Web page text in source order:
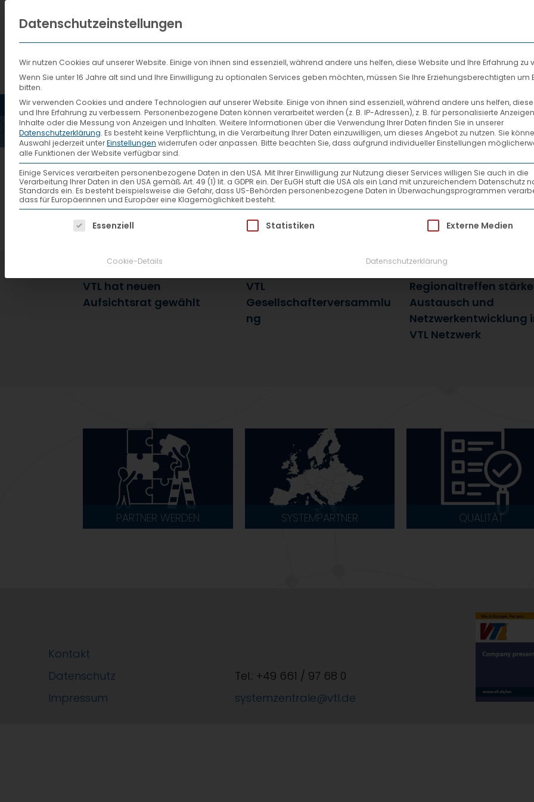
HOME AKTUELLES VTL DIENSTLEISTUNGEN SYSTEMPARTNER
COVER COMPANY
VTL hat neuen
Aufsichtsrat gewählt
VTL
Gesellschafterversammlu
ng
25. Juni 2026
Regionaltreffen
Austausch und
Netzwerkentwicklung
VTL Netzwerk
PARTNER WERDEN SYSTEMPARTNER QUALITÄT
Kontakt
Datenschutz
Impressum
Tel.: +49 661 / 97 68 0
systemzentrale@vtl.de
Datenschutzeinstellungen
Wir nutzen Cookies auf unserer Website. Einige von ihnen sind essenziell, während andere uns helfen, diese Website und Ihre Erfahrung zu
Wenn Sie unter 16 Jahre alt sind und Ihre Einwilligung zu optionalen Services geben möchten, müssen Sie Ihre Erziehungsberechtigten um
bitten.
Wir verwenden Cookies und andere Technologien auf unserer Website. Einige von ihnen sind essenziell, während andere uns helfen,
und Ihre Erfahrung zu verbessern. Personenbezogene Daten können verarbeitet werden (z. B. IP-Adressen), z. B. für personalisierte
Inhalte oder die Messung von Anzeigen und Inhalten. Weitere Informationen über die Verwendung Ihrer Daten finden Sie in unserer
Datenschutzerklärung. Es besteht keine Verpflichtung, in die Verarbeitung Ihrer Daten einzuwilligen, um dieses Angebot zu nutzen. Sie
Auswahl jederzeit unterEinstellungen widerrufen oder anpassen. Bitte beachten Sie, dass aufgrund individueller Einstellungen
alle Funktionen der Website verfügbar sind.
Einige Services verarbeiten personenbezogene Daten in den USA. Mit Ihrer Einwilligung zur Nutzung dieser Services willigen Sie auch in die
Verarbeitung Ihrer Daten in den USA gemäß Art. 49 (1) lit. a GDPR ein. Der EuGH stuft die USA als ein Land mit unzureichendem Datenschutz
Standards ein. Es besteht beispielsweise die Gefahr, dass US-Behörden personenbezogene Daten in Überwachungsprogrammen
dass für Europäerinnen und Europäer eine Klagemöglichkeit besteht.
Es folgt eine Liste der Service-Gruppen, für die eine Einwilligung erteilt werden
Essenziell Statistiken Externe Medien
Cookie-Details Datenschutzerklärung